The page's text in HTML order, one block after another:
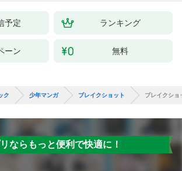
予定 ランキング
ーン 無料
ク 少年マンガ ブレイクショット ブレイクショ
ならもっと便利で快適に！